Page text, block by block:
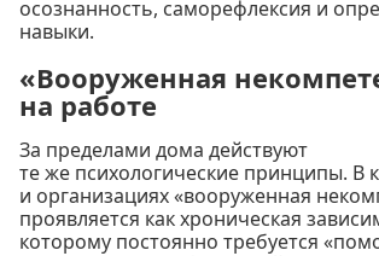
осознанность, саморефлексия и
навыки.
«Вооруженная
на работе
За пределами дома действуют
те же психологические принципы. В
и организациях «вооруженная
проявляется как хроническая
которому постоянно требуется